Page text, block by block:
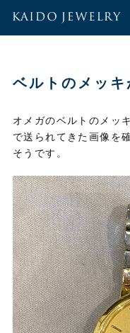
ベルトのメッ
オメガのベルトのメッ
で送られてきた画像を
そうです。